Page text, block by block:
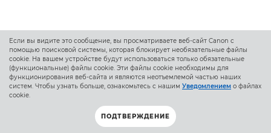
Если вы видите это сообщение, вы просматриваете веб-сайт Canon с
помощью поисковой системы, которая блокирует необязательные файлы
cookie. На вашем устройстве будут использоваться только обязательные
(функциональные) файлы cookie. Эти файлы cookie необходимы для
функционирования веб-сайта и являются неотъемлемой частью наших
систем. Чтобы узнать больше, ознакомьтесь с нашим Уведомлением о файлах
cookie.
ПОДТВЕРЖДЕНИЕ